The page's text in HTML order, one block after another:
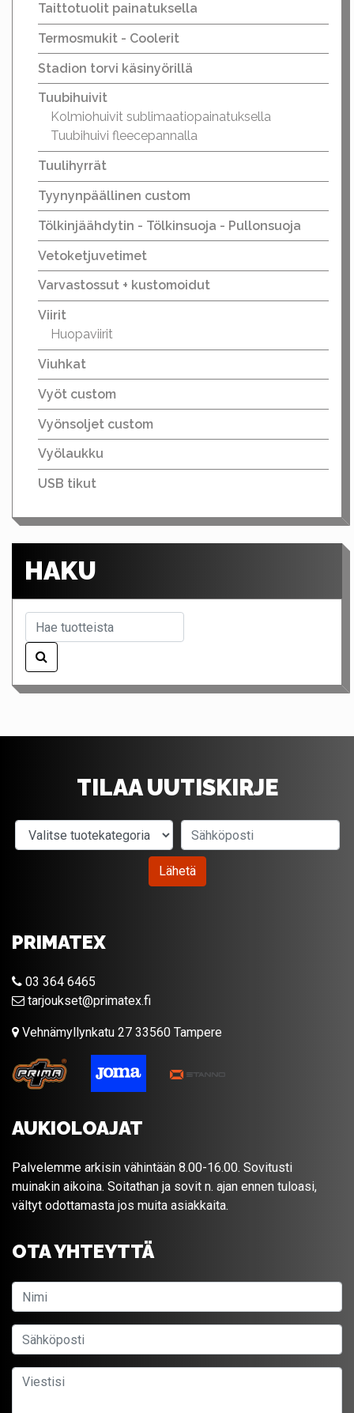
Taittotuolit painatuksella
Termosmukit - Coolerit
Stadion torvi käsinyörillä
Tuubihuivit
Kolmiohuivit sublimaatiopainatuksella
Tuubihuivi fleecepannalla
Tuulihyrrät
Tyynynpäällinen custom
Tölkinjäähdytin - Tölkinsuoja - Pullonsuoja
Vetoketjuvetimet
Varvastossut + kustomoidut
Viirit
Huopaviirit
Viuhkat
Vyöt custom
Vyönsoljet custom
Vyölaukku
USB tikut
HAKU
TILAA UUTISKIRJE
Valitse tuotekategoria
Lähetä
PRIMATEX
03 364 6465
tarjoukset@primatex.fi
Vehnämyllynkatu 27 33560 Tampere
AUKIOLOAJAT
Palvelemme arkisin vähintään 8.00-16.00. Sovitusti
muinakin aikoina. Soitathan ja sovit n. ajan ennen tuloasi,
vältyt odottamasta jos muita asiakkaita.
OTA YHTEYTTÄ